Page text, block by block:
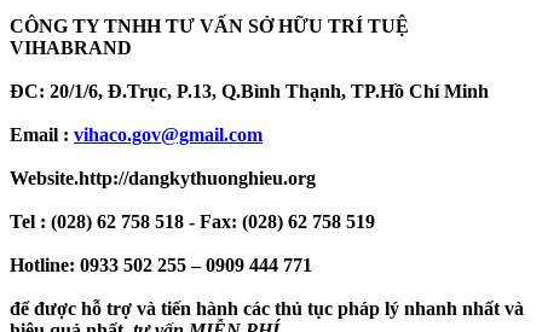
CÔNG TY TNHH TƯ VẤN SỞ HỮU TRÍ TUỆ
VIHABRAND
ĐC: 20/1/6, Đ.Trục, P.13, Q.Bình Thạnh, TP.Hồ Chí Minh
Email : vihaco.gov@gmail.com
Website.http://dangkythuonghieu.org
Tel : (028) 62 758 518 - Fax: (028) 62 758 519
Hotline: 0933 502 255 – 0909 444 771
để được hỗ trợ và tiến hành các thủ tục pháp lý nhanh nhất và